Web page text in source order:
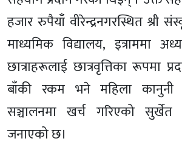
हजार रुपैयाँ वीरेन्द्रनगरस्थित श्री
माध्यमिक विद्यालय, इत्राममा
छात्राहरूलाई छात्रवृत्तिका रूपमा
बाँकी रकम भने महिला कानुनी
सञ्चालनमा खर्च गरिएको
जनाएको छ।